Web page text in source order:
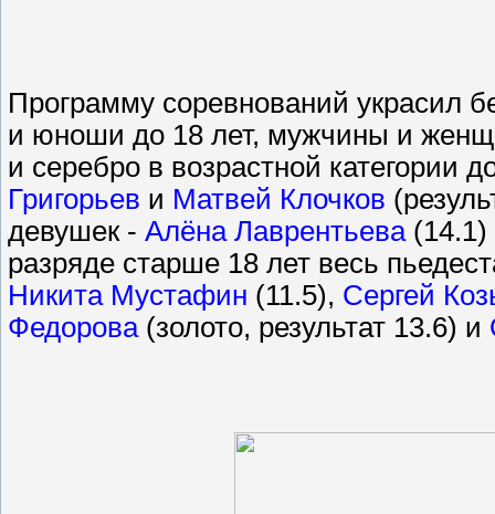
Программу соревнований украсил
и юноши до 18 лет, мужчины и
и серебро в возрастной категории
Григорьев и Матвей Клочков
девушек - Алёна Лаврентьева
разряде старше 18 лет весь
Никита Мустафин (11.5), Сергей
Федорова(золото, результат 13.6) и